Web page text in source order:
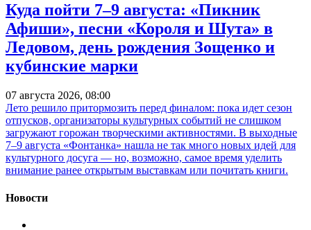
Куда пойти 7–9 августа: «Пикник
Афиши», песни «Короля и Шута» в
Ледовом, день рождения Зощенко и
кубинские марки
07 августа 2026, 08:00
Лето решило притормозить перед финалом: пока идет сезон
отпусков, организаторы культурных событий не слишком
загружают горожан творческими активностями. В выходные
7–9 августа «Фонтанка» нашла не так много новых идей для
культурного досуга — но, возможно, самое время уделить
внимание ранее открытым выставкам или почитать книги.
Новости